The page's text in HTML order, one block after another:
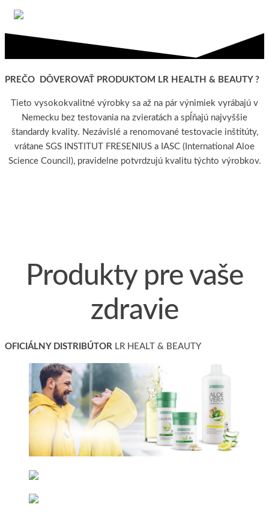
Preskočiť
PREČO DÔVEROVAŤ PRODUKTOM LR HEALTH & BEAUTY ?
Tieto vysokokvalitné výrobky sa až na pár výnimiek vyrábajú v
Nemecku bez testovania na zvieratách a spĺňajú najvyššie
štandardy kvality. Nezávislé a renomované testovacie inštitúty,
vrátane SGS INSTITUT FRESENIUS a IASC (International Aloe
Science Council), pravidelne potvrdzujú kvalitu týchto výrobkov.
Produkty pre vaše
zdravie
OFICIÁLNY DISTRIBÚTOR LR HEALT & BEAUTY